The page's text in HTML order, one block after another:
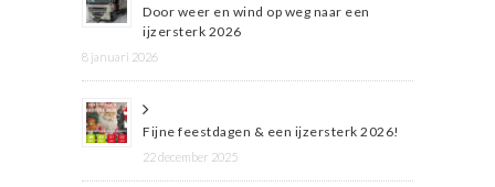
Door weer en wind op weg naar een
ijzersterk 2026
8 januari 2026
Fijne feestdagen & een ijzersterk 2026!
22 december 2025